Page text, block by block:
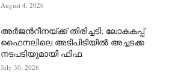
August 4, 2026
അർജന്‍റീനയ്ക്ക് തിരിച്ചടി; ലോകകപ്പ്
ഫൈനലിലെ അടിപിടിയിൽ അച്ചടക്ക
നടപടിയുമായി ഫിഫ
July 30, 2026